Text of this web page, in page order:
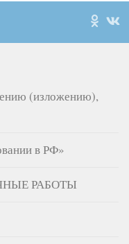
(изложению),
в РФ»
РАБОТЫ